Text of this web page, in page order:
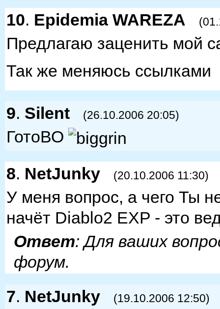
10. Epidemia WAREZA
Предлагаю заценить мой
Так же меняюсь ссылками
9. Silent (26.10.2006 20:05)
ГотоВО
8. NetJunky (20.10.2006 11:30)
У меня вопрос, а чего Ты
начёт Diablo2 EXP - это
Ответ: Для ваших
форум.
7. NetJunky (19.10.2006 12:50)